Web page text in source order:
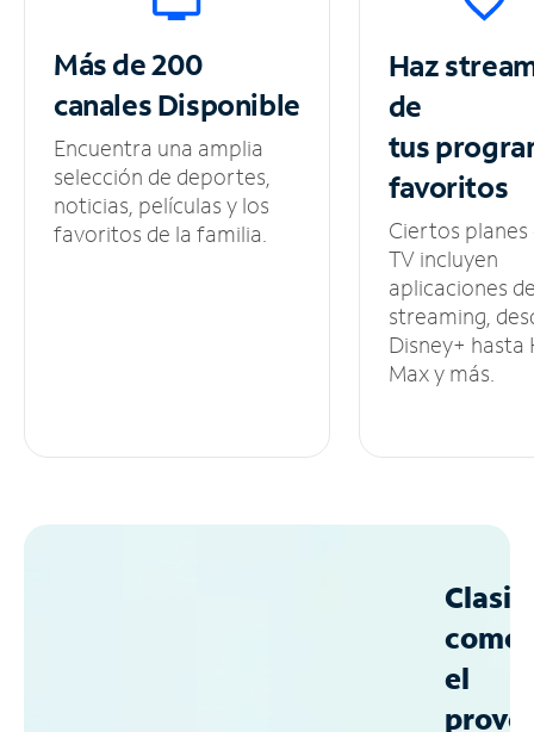
Más de 200
canalesDisponible
Encuentra una amplia
selección de deportes,
noticias, películas y los
favoritos de la familia.
Haz
de
tus
favoritos
Ciertos planes
TV incluyen
aplicaciones
streaming,
Disney+ hasta
Max y más.
como
el